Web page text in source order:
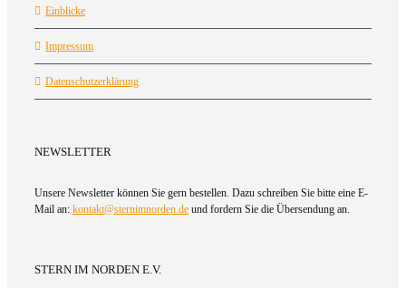
Einblicke
Impressum
Datenschutzerklärung
NEWSLETTER
Unsere Newsletter können Sie gern bestellen. Dazu schreiben Sie bitte eine E-
Mail an: kontakt@sternimnorden.de und fordern Sie die Übersendung an.
STERN IM NORDEN E.V.